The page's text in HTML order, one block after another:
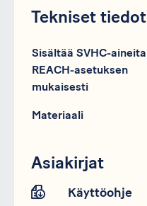
Tekniset tiedot
Erittely Data
Sisältää SVHC-aineita
REACH-asetuksen
mukaisesti
Materiaali
Asiakirjat
Käyttöohje